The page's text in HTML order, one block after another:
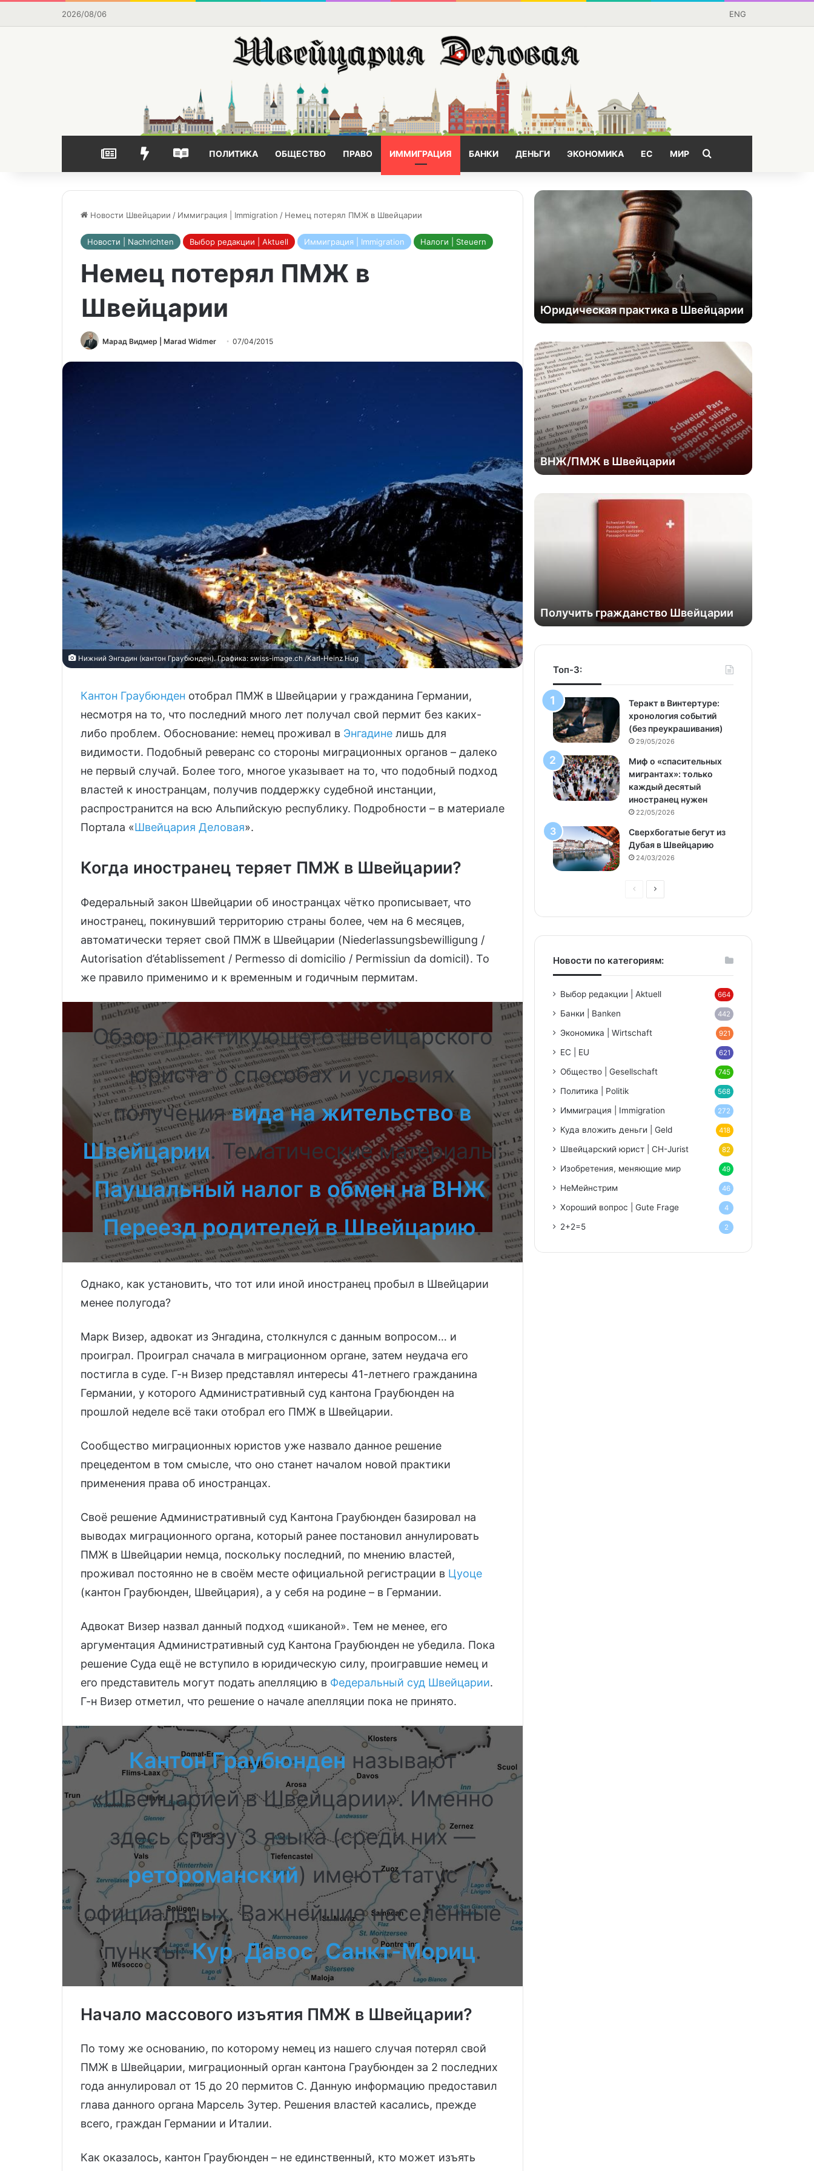
2026/08/06 ENG
НОВОСТИВЫБОР РЕДАКЦИИЧАСТО ЧИТАЕМОЕ
ПОЛИТИКА ОБЩЕСТВО ПРАВО ИММИГРАЦИЯ БАНКИ ДЕНЬГИ ЭКОНОМИКА ЕС МИР Поищем?
Новости Швейцарии / Иммиграция | Immigration / Немец потерял ПМЖ в Швейцарии
Новости | Nachrichten Выбор редакции | Aktuell Иммиграция | Immigration Налоги | Steuern
Немец потерял ПМЖ в
Швейцарии
Марад Видмер | Marad Widmer 07/04/2015
Нижний Энгадин (кантон Граубюнден). Графика: swiss-imаgе.сh /Karl-Heinz Hug
Кантон Граубюнден отобрал ПМЖ в Швейцарии у гражданина Германии,
несмотря на то, что последний много лет получал свой пермит без каких-
либо проблем. Обоснование: немец проживал в Энгадине лишь для
видимости. Подобный реверанс со стороны миграционных органов – далеко
не первый случай. Более того, многое указывает на то, что подобный подход
властей к иностранцам, получив поддержку судебной инстанции,
распространится на всю Альпийскую республику. Подробности – в материале
Портала «Швейцария Деловая».
Когда иностранец теряет ПМЖ в Швейцарии?
Федеральный закон Швейцарии об иностранцах чётко прописывает, что
иностранец, покинувший территорию страны более, чем на 6 месяцев,
автоматически теряет свой ПМЖ в Швейцарии (Niederlassungsbewilligung /
Autorisation d’établissement / Permesso di domicilio / Permissiun da domicil). То
же правило применимо и к временным и годичным пермитам.
Обзор практикующего швейцарского
юриста о способах и условиях
получениявида на жительство в
Швейцарии. Тематические материалы:
Паушальный налог в обмен на ВНЖ;
Переезд родителей в Швейцарию.
Однако, как установить, что тот или иной иностранец пробыл в Швейцарии
менее полугода?
Марк Визер, адвокат из Энгадина, столкнулся с данным вопросом… и
проиграл. Проиграл сначала в миграционном органе, затем неудача его
постигла в суде. Г-н Визер представлял интересы 41-летнего гражданина
Германии, у которого Административный суд кантона Граубюнден на
прошлой неделе всё таки отобрал его ПМЖ в Швейцарии.
Сообщество миграционных юристов уже назвало данное решение
прецедентом в том смысле, что оно станет началом новой практики
применения права об иностранцах.
Своё решение Административный суд Кантона Граубюнден базировал на
выводах миграционного органа, который ранее постановил аннулировать
ПМЖ в Швейцарии немца, поскольку последний, по мнению властей,
проживал постоянно не в своём месте официальной регистрации в Цуоце
(кантон Граубюнден, Швейцария), а у себя на родине – в Германии.
Адвокат Визер назвал данный подход «шиканой». Тем не менее, его
аргументация Административный суд Кантона Граубюнден не убедила. Пока
решение Суда ещё не вступило в юридическую силу, проигравшие немец и
его представитель могут подать апелляцию в Федеральный суд Швейцарии.
Г-н Визер отметил, что решение о начале апелляции пока не принято.
Кантон Граубюнден называют
«Швейцарией в Швейцарии». Именно
здесь сразу 3 языка (среди них —
ретороманский) имеют статус
официальных. Важнейшие населённые
пункты:Кур,Давос,Санкт-Мориц.
Начало массового изъятия ПМЖ в Швейцарии?
По тому же основанию, по которому немец из нашего случая потерял свой
ПМЖ в Швейцарии, миграционный орган кантона Граубюнден за 2 последних
года аннулировал от 15 до 20 пермитов С. Данную информацию предоставил
глава данного органа Марсель Зутер. Решения властей касались, прежде
всего, граждан Германии и Италии.
Как оказалось, кантон Граубюнден – не единственный, кто может изъять
Юридическая практика в Швейцарии
ВНЖ/ПМЖ в Швейцарии
Получить гражданство Швейцарии
Топ-3:
Теракт в Винтертуре:
хронология событий
(без преукрашивания)
29/05/2026
Миф о «спасительных
мигрантах»: только
каждый десятый
иностранец нужен
22/05/2026
Сверхбогатые бегут из
Дубая в Швейцарию
24/03/2026
Предыдущая
Следующая
Новости по категориям:
Выбор редакции | Aktuell 664
Банки | Banken 442
Экономика | Wirtschaft 921
ЕС | EU 621
Общество | Gesellschaft 745
Политика | Politik 568
Иммиграция | Immigration 272
Куда вложить деньги | Geld 418
Швейцарский юрист | CH-Jurist 82
Изобретения, меняющие мир 49
НеМейнстрим 46
Хороший вопрос | Gute Frage 4
2+2=5 2